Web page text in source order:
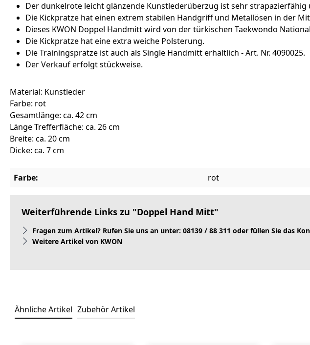
Der dunkelrote leicht glänzende Kunstlederüberzug ist sehr
Die Kickpratze hat einen extrem stabilen Handgriff und Metallösen in der
Dieses KWON Doppel Handmitt wird von der türkischen Taekwondo
Die Kickpratze hat eine extra weiche Polsterung.
Die Trainingspratze ist auch als Single Handmitt erhältlich - Art. Nr. 4090025.
Der Verkauf erfolgt stückweise.
Material: Kunstleder
Farbe: rot
Gesamtlänge: ca. 42 cm
Länge Trefferfläche: ca. 26 cm
Breite: ca. 20 cm
Dicke: ca. 7 cm
Farbe: rot
Weiterführende Links zu "Doppel Hand Mitt"
Fragen zum Artikel? Rufen Sie uns an unter: 08139 / 88 311 oder füllen Sie das
Weitere Artikel von KWON
Ähnliche Artikel Zubehör Artikel